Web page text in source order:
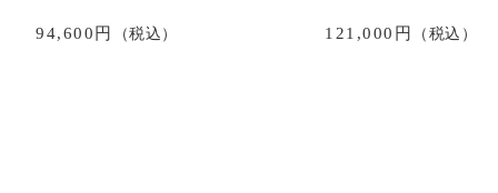
94,600円 （税込） 121,000円 （税込）